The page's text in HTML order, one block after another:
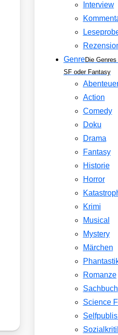
Interview
GenreDie
SF oder Fantasy
Action
Comedy
Doku
Drama
Fantasy
Historie
Horror
Krimi
Musical
Mystery
Märchen
Romanze
Sachbuch
Science